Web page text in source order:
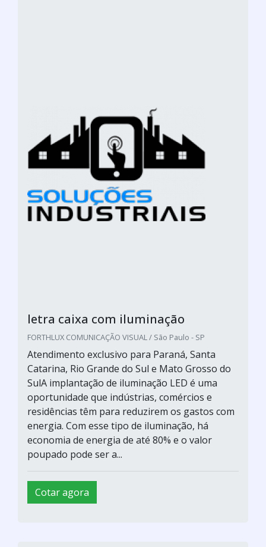
letra caixa com iluminação
FORTHLUX COMUNICAÇÃO VISUAL / São Paulo - SP
Atendimento exclusivo para Paraná, Santa
Catarina, Rio Grande do Sul e Mato Grosso do
SulA implantação de iluminação LED é uma
oportunidade que indústrias, comércios e
residências têm para reduzirem os gastos com
energia. Com esse tipo de iluminação, há
economia de energia de até 80% e o valor
poupado pode ser a...
Cotar agora